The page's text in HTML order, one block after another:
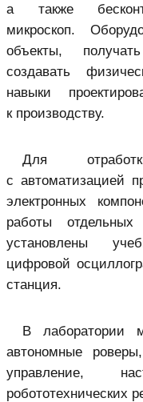
а также
микроскоп.
объекты,
создавать
навыки
к производству.
Для
с автоматизацией
электронных
работы
установлены
цифровой
станция.
В лаборатории
автономные
управление,
робототехнических